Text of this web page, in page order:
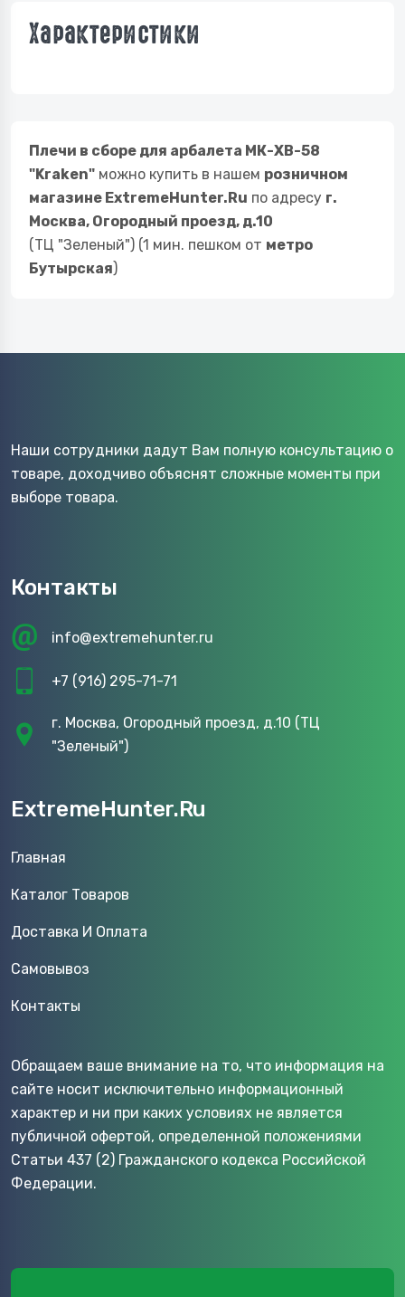
Характеристики
Плечи в сборе для арбалета МК-ХВ-58
"Kraken" можно купить в нашем розничном
магазине ExtremeHunter.Ru по адресу г.
Москва, Огородный проезд, д.10
(ТЦ "Зеленый") (1 мин. пешком от метро
Бутырская)
Наши сотрудники дадут Вам полную консультацию о
товаре, доходчиво объяснят сложные моменты при
выборе товара.
Контакты
info@extremehunter.ru
+7 (916) 295-71-71
г. Москва, Огородный проезд, д.10 (ТЦ
"Зеленый")
ExtremeHunter.Ru
Главная
Каталог Товаров
Доставка И Оплата
Самовывоз
Контакты
Обращаем ваше внимание на то, что информация на
сайте носит исключительно информационный
характер и ни при каких условиях не является
публичной офертой, определенной положениями
Статьи 437 (2) Гражданского кодекса Российской
Федерации.